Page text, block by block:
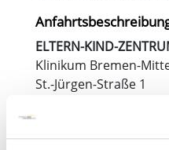
ELTERN-KIND-
Klinikum Bremen-
St.-Jürgen-Straße 1
Anfahrt mit